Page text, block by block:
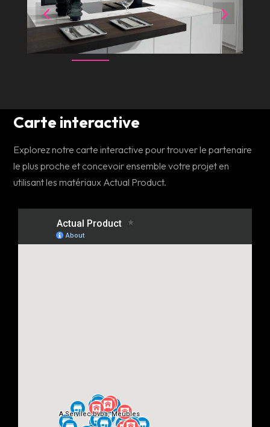
Carte interactive
Explorez notre carte interactive pour trouver le partenaire
le plus proche et concevoir ensemble votre projet en
utilisant les matériaux Actual Product.